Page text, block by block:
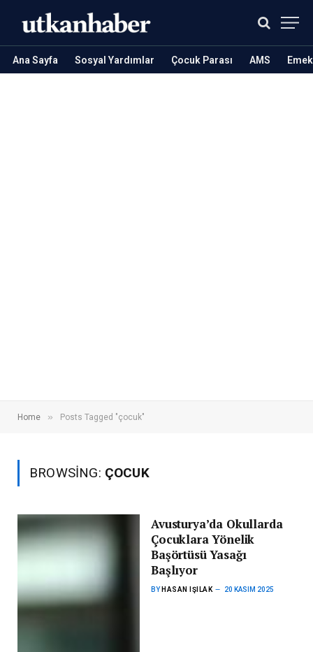
Ana Sayfa Sosyal Yardımlar Çocuk Parası AMS
Home » Posts Tagged "çocuk"
BROWSING: ÇOCUK
Avusturya’da Okullarda
Çocuklara Yönelik
Başörtüsü Yasağı
Başlıyor
BY HASAN IŞILAK 20 KASIM 2025